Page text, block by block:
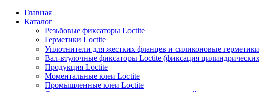
Главная
Каталог
Резьбовые фиксаторы Loctite
Герметики Loctite
Уплотнители для жестких фланцев и силиконовые герметики
Вал-втулочные фиксаторы Loctite (фиксация
Продукция Loctite
Моментальные клеи Loctite
Промышленные клеи Loctite